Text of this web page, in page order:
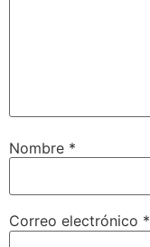
Nombre *
Correo electrónico *